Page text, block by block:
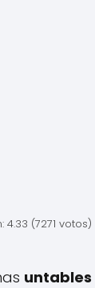
4.33 (7271 votos)
untables